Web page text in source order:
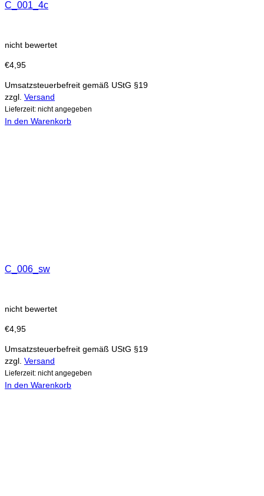
C_001_4c
nicht bewertet
€4,95
Umsatzsteuerbefreit gemäß UStG §19
zzgl. Versand
Lieferzeit: nicht angegeben
In den Warenkorb
C_006_sw
nicht bewertet
€4,95
Umsatzsteuerbefreit gemäß UStG §19
zzgl. Versand
Lieferzeit: nicht angegeben
In den Warenkorb